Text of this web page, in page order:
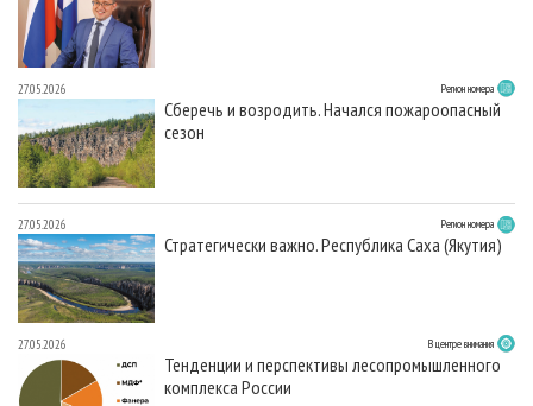
27.05.2026 Регион номера
Сберечь и возродить. Начался пожароопасный
сезон
27.05.2026 Регион номера
Стратегически важно. Республика Саха (Якутия)
27.05.2026 В центре внимания
Тенденции и перспективы лесопромышленного
комплекса России